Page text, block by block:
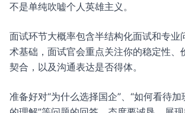
不是单纯吹嘘个人英雄主义。
面试环节大概率包含半结构化面试和专业
术基础，面试官会重点关注你的稳定性、
契合，以及沟通表达是否得体。
准备好对“为什么选择国企”、“如何看待加